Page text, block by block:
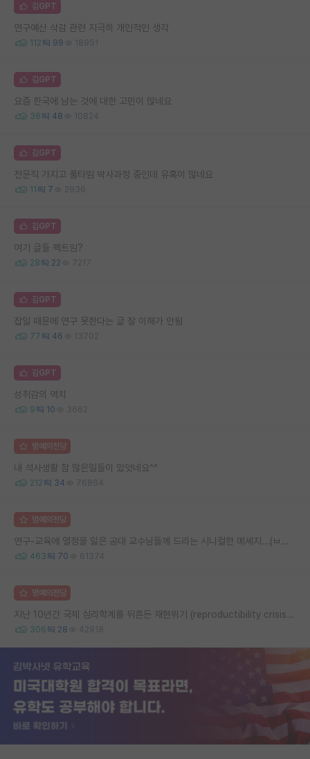
김GPT
연구예산 삭감 관련 지극히 개인적인 생각
112 99 18951
김GPT
요즘 한국에 남는 것에 대한 고민이 많네요
36 48 10824
김GPT
전문직 가지고 풀타임 박사과정 중인데 유혹이 많네요
11 7 2936
김GPT
여기 글들 펙트임?
28 22 7217
김GPT
잡일 때문에 연구 못한다는 글 잘 이해가 안됨
77 46 13702
김GPT
성취감의 역치
9 10 3662
명예의전당
내 석사생활 참 많은일들이 있엇네요^^
212 34 76864
명예의전당
연구-교육에 열정을 잃은 공대 교수님들께 드리는 시니컬한 메세지...(ㅂㄷㅂㄷ)
463 70 61374
명예의전당
지난 10년간 국제 심리학계를 뒤흔든 재현위기 (reproductibility crisis) 요약 (1편)
306 28 42918